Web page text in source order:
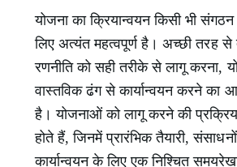
योजना का क्रियान्वयन किसी भी
लिए अत्यंत महत्वपूर्ण है। अच्छी तरह से
रणनीति को सही तरीके से लागू करना,
वास्तविक ढंग से कार्यान्वयन करने का
है। योजनाओं को लागू करने की
होते हैं, जिनमें प्रारंभिक तैयारी,
कार्यान्वयन के लिए एक निश्चित समयरेखा